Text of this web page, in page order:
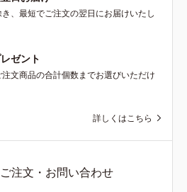
、最短でご注文の翌日にお届けいたし
ゼント
文商品の合計個数までお選びいただけ
詳しくはこちら
注文・お問い合わせ